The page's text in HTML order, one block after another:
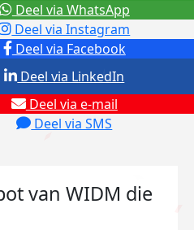
Deel via Facebook
Deel via Instagram
Deel via e-mail
Deel via SMS
Deel via LinkedIn
Deel via WhatsApp
van WIDM die